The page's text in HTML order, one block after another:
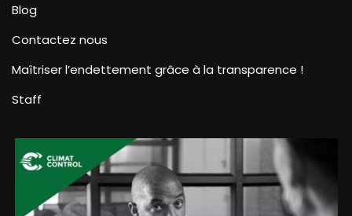
Blog
Contactez nous
Maîtriser l’endettement grâce à la transparence !
Staff